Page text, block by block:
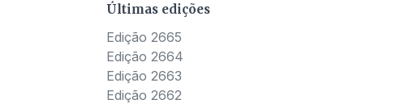
Últimas edições
Edição 2665
Edição 2664
Edição 2663
Edição 2662